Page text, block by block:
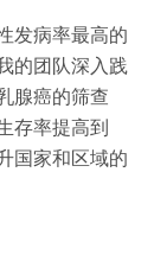
发病率最高的
的团队深入践
腺癌的筛查
存率提高到
国家和区域的